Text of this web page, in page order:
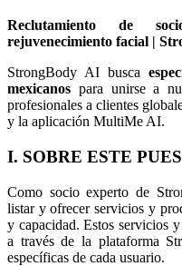
Reclutamiento de
rejuvenecimiento facial |
StrongBody AI busca
mexicanos para unirse a
profesionales a clientes
y la aplicación MultiMe AI.
I. SOBRE ESTE
Como socio experto de
listar y ofrecer servicios y
y capacidad. Estos servicios
a través de la plataforma
específicas de cada usuario.